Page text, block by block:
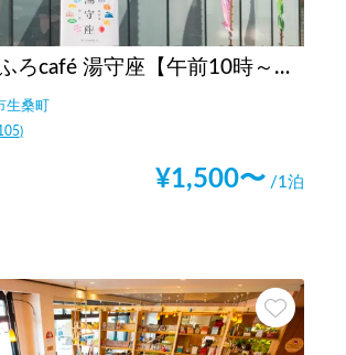
天然温泉 おふろcafé 湯守座【午前10時～翌9時まで利用可】
生桑町
)
¥1,500〜 /1泊